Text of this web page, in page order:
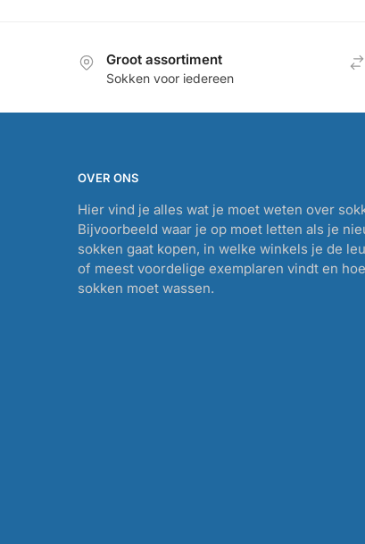
Groot assortiment
Sokken voor iedereen
OVER ONS
Hier vind je alles wat je moet weten over
Bijvoorbeeld waar je op moet letten als je
sokken gaat kopen, in welke winkels je de
of meest voordelige exemplaren vindt en
sokken moet wassen.